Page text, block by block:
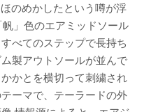
のめかしたという噂が浮
」色のエアミッドソール
べてのステップで長持ち
製アウトソールが並んで
かとを横切って刺繍され
ーマで、テーラードの外